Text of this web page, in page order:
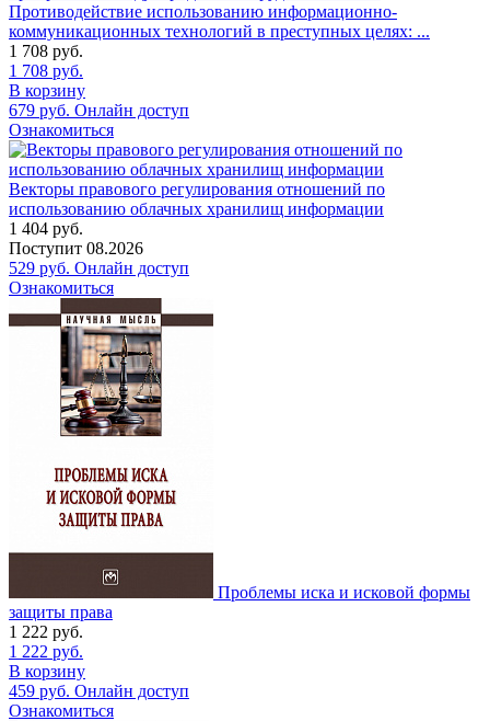
Противодействие использованию информационно-
коммуникационных технологий в преступных целях: ...
1 708 руб.
1 708 руб.
В корзину
679 руб. Онлайн доступ
Ознакомиться
Векторы правового регулирования отношений по
использованию облачных хранилищ информации
1 404 руб.
Поступит 08.2026
529 руб. Онлайн доступ
Ознакомиться
Проблемы иска и исковой формы
защиты права
1 222 руб.
1 222 руб.
В корзину
459 руб. Онлайн доступ
Ознакомиться